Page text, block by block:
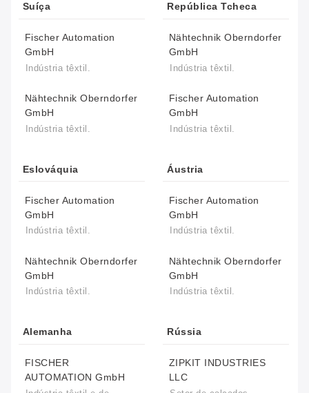
Suíça
Fischer Automation
GmbH
Indústria têxtil.
Nähtechnik Oberndorfer
GmbH
Indústria têxtil.
República Tcheca
Nähtechnik Oberndorfer
GmbH
Indústria têxtil.
Fischer Automation
GmbH
Indústria têxtil.
Eslováquia
Fischer Automation
GmbH
Indústria têxtil.
Nähtechnik Oberndorfer
GmbH
Indústria têxtil.
Áustria
Fischer Automation
GmbH
Indústria têxtil.
Nähtechnik Oberndorfer
GmbH
Indústria têxtil.
Alemanha
FISCHER
AUTOMATION GmbH
Rússia
ZIPKIT INDUSTRIES
LLC